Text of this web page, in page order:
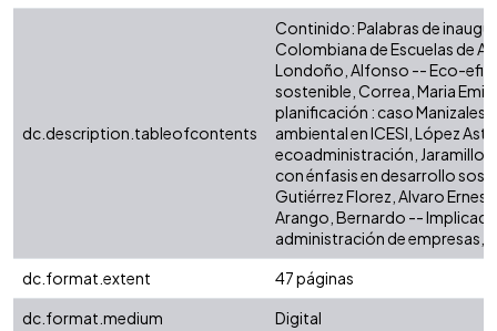
dc.description.tableofcontents
Continido: Palabras de
Colombiana de Escuelas de
Londoño, Alfonso -- Eco-
sostenible, Correa, Maria
planificación : caso
ambiental en ICESI, López
ecoadministración, Jaramillo
con énfasis en desarrollo
Gutiérrez Florez, Alvaro
Arango, Bernardo --
administración de empresas,
dc.format.extent
47 páginas
dc.format.medium
Digital